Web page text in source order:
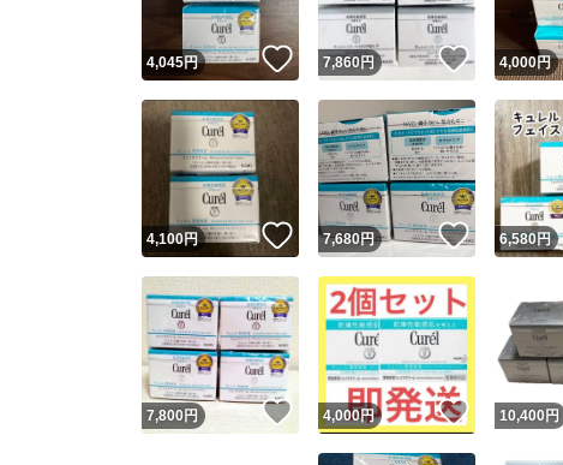
安心発送
4,045円 いいね！
7,860円 いいね！
4,000円
4,100円 いいね！
7,680円 いいね！
6,580円
7,800円 いいね！
4,000円 いいね！
10,400 円